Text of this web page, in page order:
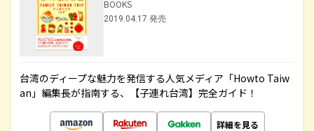
BOOKS
2019.04.17 発売
台湾のディープな魅力を発信する人気メディア「Howto Taiw
an」編集長が指南する、【子連れ台湾】完全ガイド！
詳細を見る